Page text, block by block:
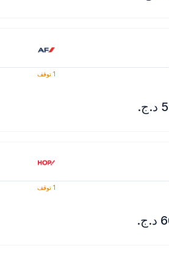
1 توقف
1 توقف